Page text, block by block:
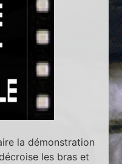
la démonstration
les bras et